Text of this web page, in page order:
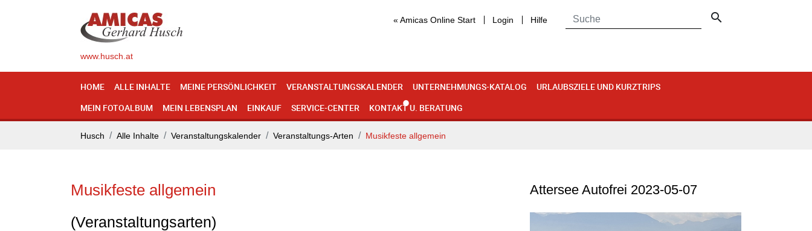
« Amicas Online Start Login Hilfe search
www.husch.at
HOME ALLE INHALTE MEINE PERSÖNLICHKEIT VERANSTALTUNGSKALENDER UNTERNEHMUNGS-KATALOG
URLAUBSZIELE UND KURZTRIPS
MEIN FOTOALBUM
MEIN LEBENSPLAN EINKAUF SERVICE-CENTER KONTAKT U. BERATUNG
Husch Alle Inhalte Veranstaltungskalender Veranstaltungs-Arten Musikfeste allgemein
Musikfeste allgemein
(Veranstaltungsarten)
Attersee Autofrei 2023-05-07